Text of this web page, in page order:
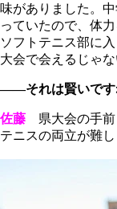
味がありました。
っていたので、体
ソフトテニス部に
大会で会えるじゃな
――それは賢いです
佐藤 県大会の手前
テニスの両立が難